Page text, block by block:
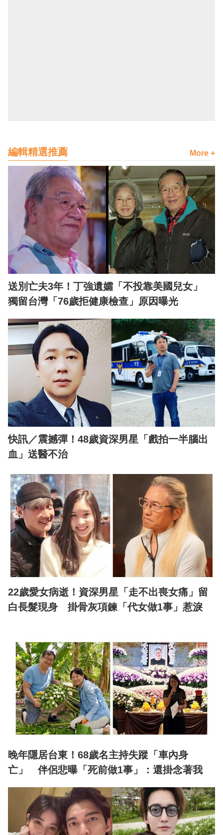
編輯精選推薦 More +
送別亡夫3年！丁強遺孀「不投靠美國兒女」
獨留台灣「76歲拒健康檢查」原因曝光
快訊／震撼彈！48歲資深男星「戲拍一半腦出
血」送醫不治
22歲愛女病逝！資深男星「走不出喪女痛」留
白長髮現身 掛骨灰項鍊「代女做1事」惹淚
晚年隱居台東！68歲名主持失蹤「車內身
亡」 伴侶悲曝「死前做1事」：還掛念著我